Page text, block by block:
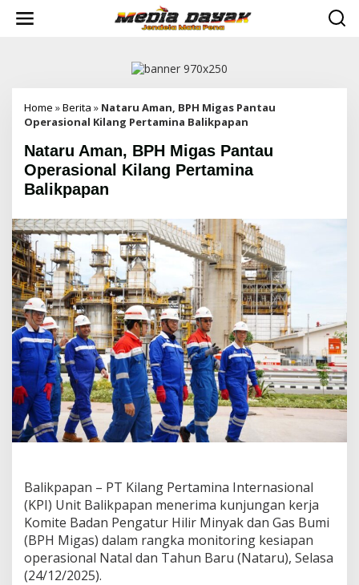
Home »Berita » Nataru Aman, BPH Migas Pantau
Operasional Kilang Pertamina Balikpapan
Nataru Aman, BPH Migas Pantau
Operasional Kilang Pertamina
Balikpapan
Balikpapan – PT Kilang Pertamina Internasional
(KPI) Unit Balikpapan menerima kunjungan kerja
Komite Badan Pengatur Hilir Minyak dan Gas Bumi
(BPH Migas) dalam rangka monitoring kesiapan
operasional Natal dan Tahun Baru (Nataru), Selasa
(24/12/2025).